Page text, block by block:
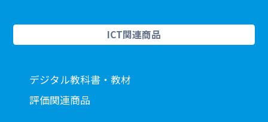
ICT関連商品
デジタル教科書・教材
評価関連商品